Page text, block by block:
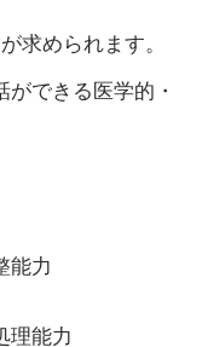
求められます。
できる医学的・
能力
理能力